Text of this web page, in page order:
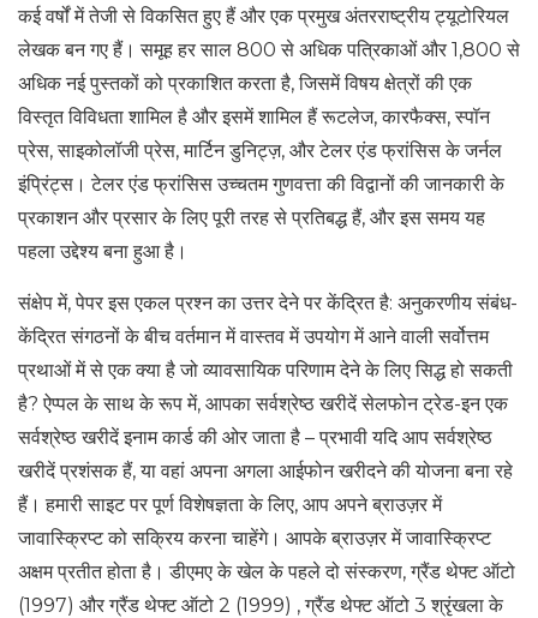
कई वर्षों में तेजी से विकसित हुए हैं और एक प्रमुख अंतरराष्ट्रीय ट्यूटोरियल
लेखक बन गए हैं। समूह हर साल 800 से अधिक पत्रिकाओं और 1,800 से
अधिक नई पुस्तकों को प्रकाशित करता है, जिसमें विषय क्षेत्रों की एक
विस्तृत विविधता शामिल है और इसमें शामिल हैं रूटलेज, कारफैक्स, स्पॉन
प्रेस, साइकोलॉजी प्रेस, मार्टिन डुनिट्ज़, और टेलर एंड फ्रांसिस के जर्नल
इंप्रिंट्स। टेलर एंड फ्रांसिस उच्चतम गुणवत्ता की विद्वानों की जानकारी के
प्रकाशन और प्रसार के लिए पूरी तरह से प्रतिबद्ध हैं, और इस समय यह
पहला उद्देश्य बना हुआ है।
संक्षेप में, पेपर इस एकल प्रश्न का उत्तर देने पर केंद्रित है: अनुकरणीय संबंध-
केंद्रित संगठनों के बीच वर्तमान में वास्तव में उपयोग में आने वाली सर्वोत्तम
प्रथाओं में से एक क्या है जो व्यावसायिक परिणाम देने के लिए सिद्ध हो सकती
है? ऐप्पल के साथ के रूप में, आपका सर्वश्रेष्ठ खरीदें सेलफोन ट्रेड-इन एक
सर्वश्रेष्ठ खरीदें इनाम कार्ड की ओर जाता है – प्रभावी यदि आप सर्वश्रेष्ठ
खरीदें प्रशंसक हैं, या वहां अपना अगला आईफोन खरीदने की योजना बना रहे
हैं। हमारी साइट पर पूर्ण विशेषज्ञता के लिए, आप अपने ब्राउज़र में
जावास्क्रिप्ट को सक्रिय करना चाहेंगे। आपके ब्राउज़र में जावास्क्रिप्ट
अक्षम प्रतीत होता है। डीएमए के खेल के पहले दो संस्करण, ग्रैंड थेफ्ट ऑटो
(1997) और ग्रैंड थेफ्ट ऑटो 2 (1999) , ग्रैंड थेफ्ट ऑटो 3 श्रृंखला के